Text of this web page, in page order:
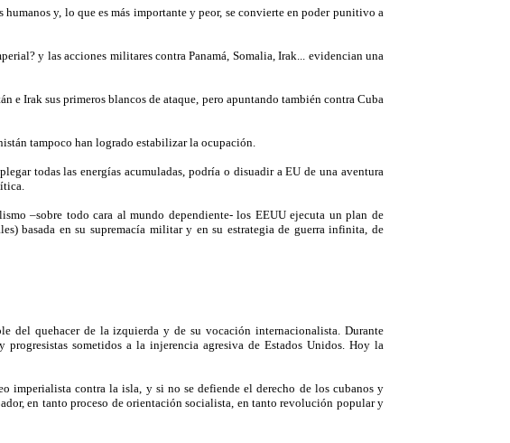
y, lo que es más importante y peor, se convierte en poder punitivo a
y las acciones militares contra Panamá, Somalia, Irak... evidencian una
e Irak sus primeros blancos de ataque, pero apuntando también contra Cuba
tampoco han logrado estabilizar la ocupación.
todas las energías acumuladas, podría o disuadir a EU de una aventura
–sobre todo cara al mundo dependiente- los EEUU ejecuta un plan de
basada en su supremacía militar y en su estrategia de guerra infinita, de
del quehacer de la izquierda y de su vocación internacionalista. Durante
sometidos a la injerencia agresiva de Estados Unidos. Hoy la
imperialista contra la isla, y si no se defiende el derecho de los cubanos y
en tanto proceso de orientación socialista, en tanto revolución popular y